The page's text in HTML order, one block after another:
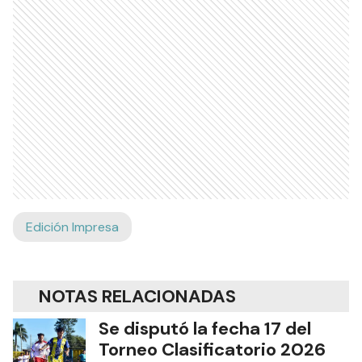
Edición Impresa
NOTAS RELACIONADAS
Se disputó la fecha 17 del
Torneo Clasificatorio 2026